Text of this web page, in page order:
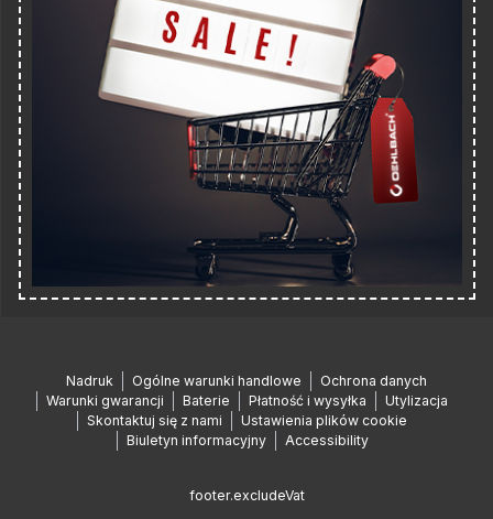
Nadruk Ogólne warunki handlowe
Ochrona danych
Warunki gwarancji
Baterie Płatność i wysyłka
Utylizacja
Skontaktuj się z nami
Ustawienia plików cookie
Biuletyn informacyjny
Accessibility
footer.excludeVat